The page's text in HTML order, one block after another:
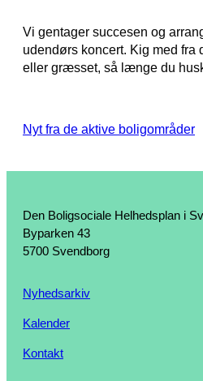
Vi gentager succesen og
udendørs koncert. Kig med fra
eller græsset, så længe du
Nyt fra de aktive boligområder
Den Boligsociale Helhedsplan i
Byparken 43
5700 Svendborg
Nyhedsarkiv
Kalender
Kontakt